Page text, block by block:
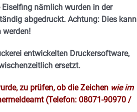
nämlich wurden in der
abgedruckt. Achtung: Dies kann
werden!
entwickelten Druckersoftware,
ersetzt.
zu prüfen, ob die Zeichen wie im
(Telefon: 08071-90970 /